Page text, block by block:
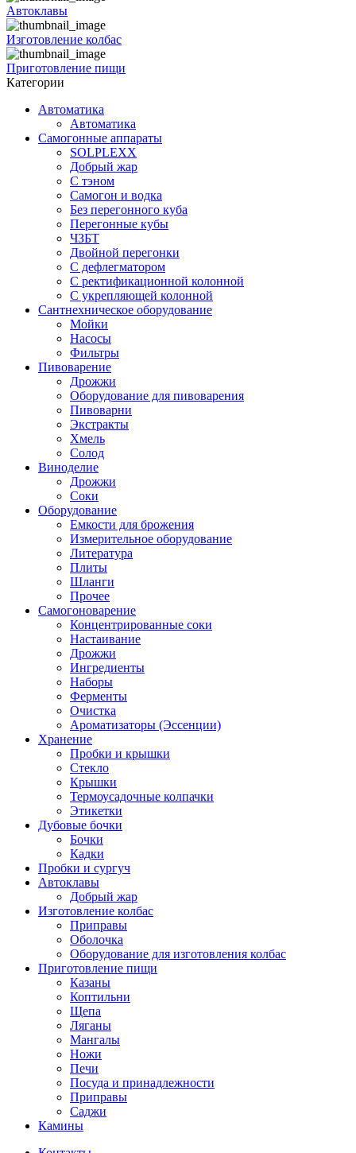
Автоклавы
Изготовление колбас
Приготовление пищи
Категории
Автоматика
Автоматика
Самогонные аппараты
SOLPLEXX
Добрый жар
С тэном
Самогон и водка
Без перегонного куба
Перегонные кубы
ЧЗБТ
Двойной перегонки
С дефлегматором
С ректификационной колонной
С укрепляющей колонной
Сантнехническое оборудование
Мойки
Насосы
Фильтры
Пивоварение
Дрожжи
Оборудование для пивоварения
Пивоварни
Экстракты
Хмель
Солод
Виноделие
Дрожжи
Соки
Оборудование
Емкости для брожения
Измерительное оборудование
Литература
Плиты
Шланги
Прочее
Самогоноварение
Концентрированные соки
Настаивание
Дрожжи
Ингредиенты
Наборы
Ферменты
Очистка
Ароматизаторы (Эссенции)
Хранение
Пробки и крышки
Стекло
Крышки
Термоусадочные колпачки
Этикетки
Дубовые бочки
Бочки
Кадки
Пробки и сургуч
Автоклавы
Добрый жар
Изготовление колбас
Приправы
Оболочка
Оборудование для изготовления колбас
Приготовление пищи
Казаны
Коптильни
Щепа
Ляганы
Мангалы
Ножи
Печи
Посуда и принадлежности
Приправы
Саджи
Камины